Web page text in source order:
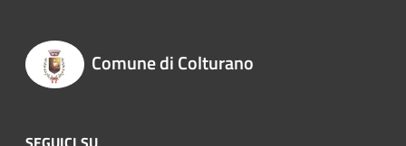
Comune di Colturano